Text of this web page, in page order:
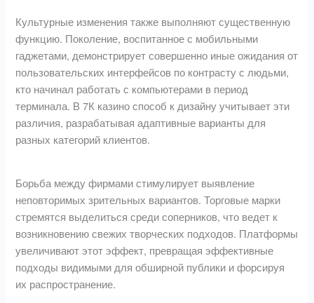
Культурные изменения также выполняют существенную
функцию. Поколение, воспитанное с мобильными
гаджетами, демонстрирует совершенно иные ожидания от
пользовательских интерфейсов по контрасту с людьми,
кто начинал работать с компьютерами в период
терминала. В 7К казино способ к дизайну учитывает эти
различия, разрабатывая адаптивные варианты для
разных категорий клиентов.
Борьба между фирмами стимулирует выявление
неповторимых зрительных вариантов. Торговые марки
стремятся выделиться среди соперников, что ведет к
возникновению свежих творческих подходов. Платформы
увеличивают этот эффект, превращая эффективные
подходы видимыми для обширной публики и форсируя
их распространение.